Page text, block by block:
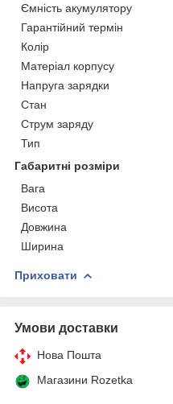
Ємність акумулятору
Гарантійний термін
Колір
Матеріал корпусу
Напруга зарядки
Стан
Струм заряду
Тип
Габаритні розміри
Вага
Висота
Довжина
Ширина
Приховати
Умови доставки
Нова Пошта
Магазини Rozetka